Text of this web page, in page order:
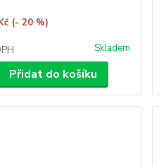
(- 20 %)
Skladem
Přidat do košíku